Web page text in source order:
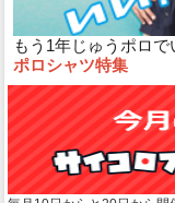
もう1年じゅうポロで
ポロシャツ特集